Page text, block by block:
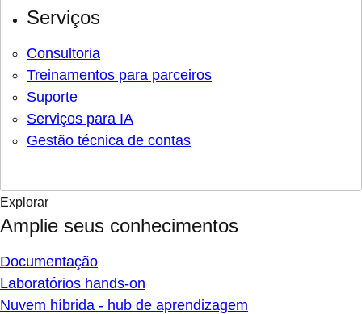
Serviços
Consultoria
Treinamentos para parceiros
Suporte
Serviços para IA
Gestão técnica de contas
Explorar
Amplie seus conhecimentos
Documentação
Laboratórios hands-on
Nuvem híbrida - hub de aprendizagem